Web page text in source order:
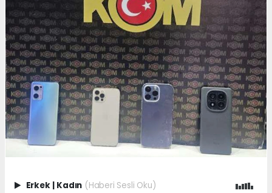
Erkek | Kadın (Haberi Sesli Oku)